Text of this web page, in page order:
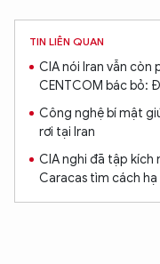
TIN LIÊN QUAN
CIA nói Iran vẫn còn
CENTCOM bác bỏ:
Công nghệ bí mật
rơi tại Iran
CIA nghi đã tập kích
Caracas tìm cách